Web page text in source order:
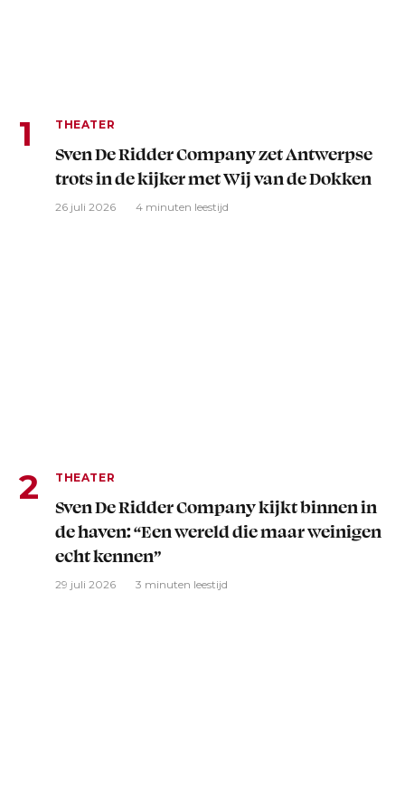
THEATER
Sven De Ridder Company zet Antwerpse
trots in de kijker met Wij van de Dokken
26 juli 2026 4 minuten leestijd
THEATER
Sven De Ridder Company kijkt binnen in
de haven: “Een wereld die maar weinigen
echt kennen”
29 juli 2026 3 minuten leestijd